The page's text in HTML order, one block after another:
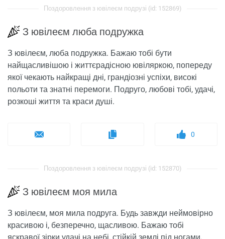
Поздоровлення з ювілеєм подрузі (id: 152869)
З ювілеєм люба подружка
З ювілеєм, люба подружка. Бажаю тобі бути
найщасливішою і життєрадісною ювіляркою, попереду
якої чекають найкращі дні, грандіозні успіхи, високі
польоти та знатні перемоги. Подруго, любові тобі, удачі,
розкоші життя та краси душі.
0
Поздоровлення з ювілеєм подрузі (id: 152870)
З ювілеєм моя мила
З ювілеєм, моя мила подруга. Будь завжди неймовірно
красивою і, безперечно, щасливою. Бажаю тобі